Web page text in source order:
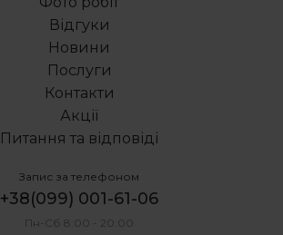
Відгуки
Новини
Послуги
Контакти
Акції
Питання та відповіді
Запис за телефоном
+38(099) 001-61-06
Пн-Сб 8:00 - 20:00